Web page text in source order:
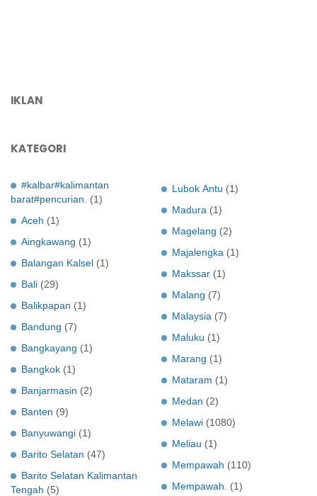
IKLAN
KATEGORI
#kalbar#kalimantan
barat#pencurian.
(1)
Aceh (1)
Aingkawang (1)
Balangan Kalsel (1)
Bali (29)
Balikpapan (1)
Bandung (7)
Bangkayang (1)
Bangkok (1)
Banjarmasin (2)
Banten (9)
Banyuwangi (1)
Barito Selatan (47)
Barito Selatan Kalimantan
Tengah (5)
Lubok Antu (1)
Madura (1)
Magelang (2)
Majalengka (1)
Makssar (1)
Malang (7)
Malaysia (7)
Maluku (1)
Marang (1)
Mataram (1)
Medan (2)
Melawi (1080)
Meliau (1)
Mempawah (110)
Mempawah.
(1)